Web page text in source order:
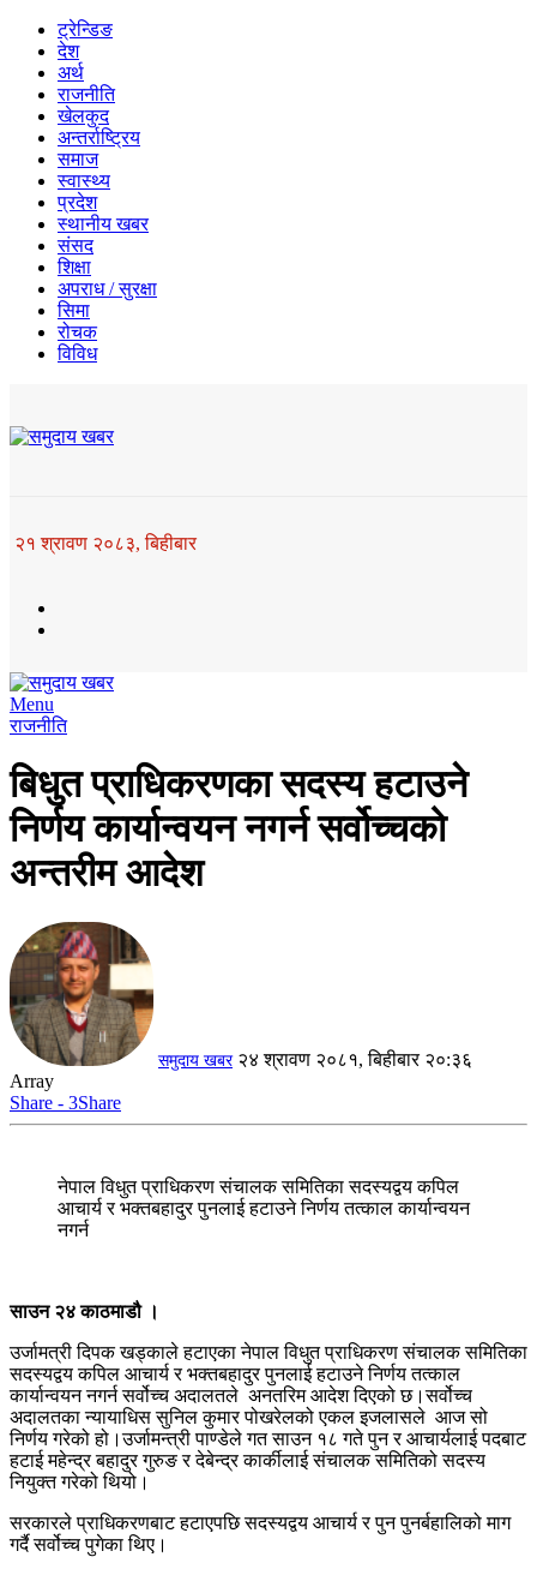
ट्रेन्डिङ
देश
अर्थ
राजनीति
खेलकुद
अन्तर्राष्ट्रिय
समाज
स्वास्थ्य
प्रदेश
स्थानीय खबर
संसद
शिक्षा
अपराध / सुरक्षा
सिमा
रोचक
विविध
२१ श्रावण २०८३, बिहीबार
Menu
राजनीति
बिधुत प्राधिकरणका सदस्य हटाउने
निर्णय कार्यान्वयन नगर्न सर्वोच्चको
अन्तरीम आदेश
समुदाय खबर २४ श्रावण २०८१, बिहीबार २०:३६
Array
Share - 3Share
नेपाल विधुत प्राधिकरण संचालक समितिका सदस्यद्वय कपिल
आचार्य र भक्तबहादुर पुनलाई हटाउने निर्णय तत्काल कार्यान्वयन
नगर्न
साउन २४ काठमाडौ ।
उर्जामत्री दिपक खड्काले हटाएका नेपाल विधुत प्राधिकरण संचालक समितिका
सदस्यद्वय कपिल आचार्य र भक्तबहादुर पुनलाई हटाउने निर्णय तत्काल
कार्यान्वयन नगर्न सर्वोच्च अदालतले अनतरिम आदेश दिएको छ।सर्वोच्च
अदालतका न्यायाधिस सुनिल कुमार पोखरेलको एकल इजलासले आज सो
निर्णय गरेको हो।उर्जामन्त्री पाण्डेले गत साउन १८ गते पुन र आचार्यलाई पदबाट
हटाई महेन्द्र बहादुर गुरुङ र देबेन्द्र कार्कीलाई संचालक समितिको सदस्य
नियुक्त गरेको थियो।
सरकारले प्राधिकरणबाट हटाएपछि सदस्यद्वय आचार्य र पुन पुनर्बहालिको माग
गर्दै सर्वोच्च पुगेका थिए।